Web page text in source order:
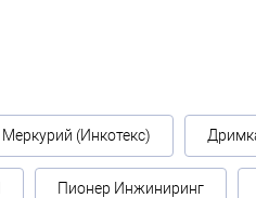
Меркурий (Инкотекс)
Пионер Инжиниринг